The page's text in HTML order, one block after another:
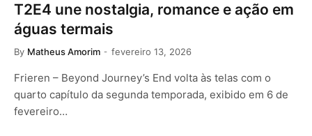
T2E4 une nostalgia, romance e ação em
águas termais
By Matheus Amorim fevereiro 13, 2026
Frieren – Beyond Journey’s End volta às telas com o
quarto capítulo da segunda temporada, exibido em 6 de
fevereiro…